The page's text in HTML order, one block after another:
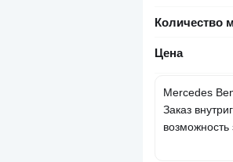
Количество
Цена
Mercedes
Заказ
возможность